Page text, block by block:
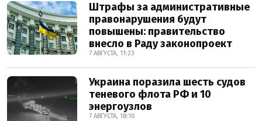
Штрафы за административные
правонарушения будут
повышены: правительство
внесло в Раду законопроект
7 АВГУСТА, 11:23
Украина поразила шесть судов
теневого флота РФ и 10
энергоузлов
7 АВГУСТА, 18:10